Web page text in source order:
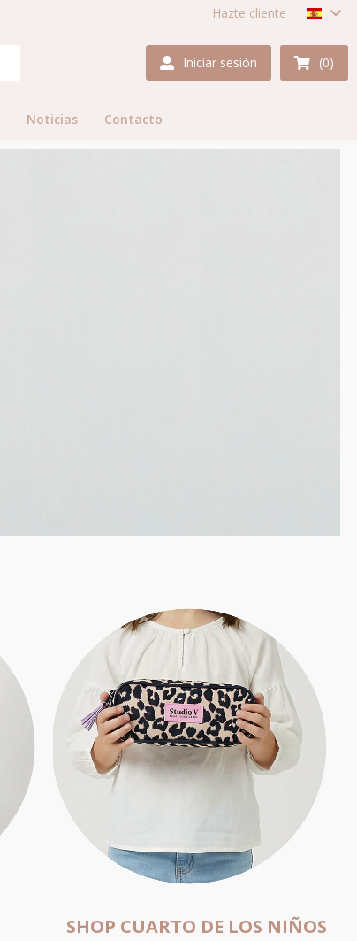
Hazte cliente
Iniciar sesión (0)
Noticias Contacto
SHOP CUARTO DE LOS NIÑOS